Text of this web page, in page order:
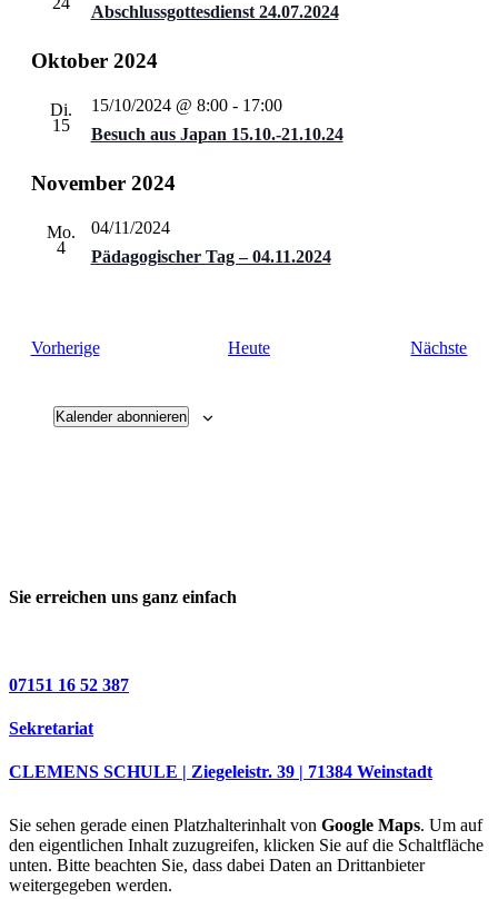
Abschlussgottesdienst 24.07.2024
Oktober 2024
Di.
15
Besuch aus Japan 15.10.-21.10.24
15/10/2024 @ 8:00- 17:00
November 2024
Mo.
4
Pädagogischer Tag – 04.11.2024
04/11/2024
VorherigeVeranstaltungen Heute Nächste
Kalender abonnieren
Sie erreichen uns ganz einfach
07151 16 52 387
Sekretariat
CLEMENS SCHULE | Ziegeleistr. 39 | 71384 Weinstadt
Sie sehen gerade einen Platzhalterinhalt von Google Maps. Um auf
den eigentlichen Inhalt zuzugreifen, klicken Sie auf die Schaltfläche
unten. Bitte beachten Sie, dass dabei Daten an Drittanbieter
weitergegeben werden.